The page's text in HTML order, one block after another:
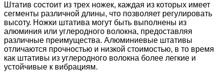
Штатив состоит из трех ножек, каждая из которых имеет
сегменты различной длины, что позволяет регулировать
высоту. Ножки штатива могут быть выполнены из
алюминия или углеродного волокна, предоставляя
различные преимущества. Алюминиевые штативы
отличаются прочностью и низкой стоимостью, в то время
как штативы из углеродного волокна более легкие и
устойчивые к вибрациям.